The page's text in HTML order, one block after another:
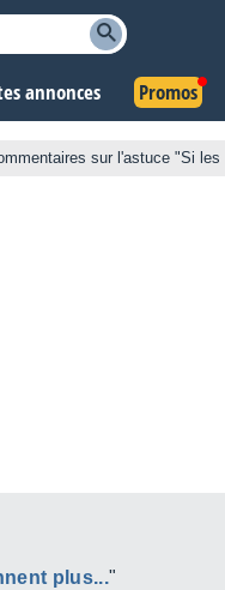
annonces Promos
sur l'astuce "Si
plus..."